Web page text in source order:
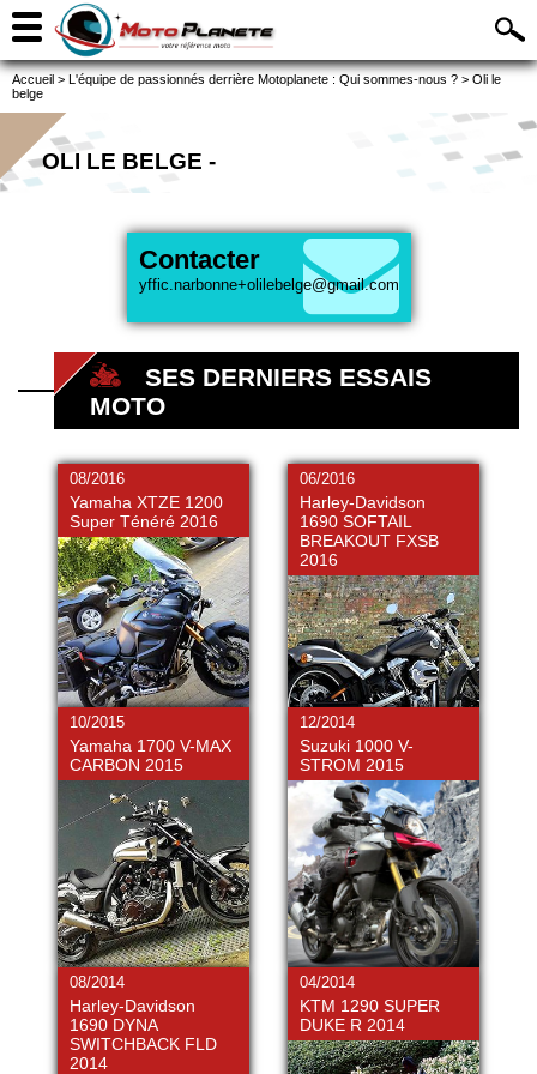
Accueil > L'équipe de passionnés derrière Motoplanete : Qui sommes-nous ? > Oli le
belge
OLI LE BELGE -
Contacter
yffic.narbonne+olilebelge@gmail.com
SES DERNIERS ESSAIS
MOTO
08/2016
Yamaha XTZE 1200
Super Ténéré 2016
06/2016
Harley-Davidson
1690 SOFTAIL
BREAKOUT FXSB
2016
10/2015
Yamaha 1700 V-MAX
CARBON 2015
12/2014
Suzuki 1000 V-
STROM 2015
08/2014
Harley-Davidson
1690 DYNA
SWITCHBACK FLD
2014
04/2014
KTM 1290 SUPER
DUKE R 2014